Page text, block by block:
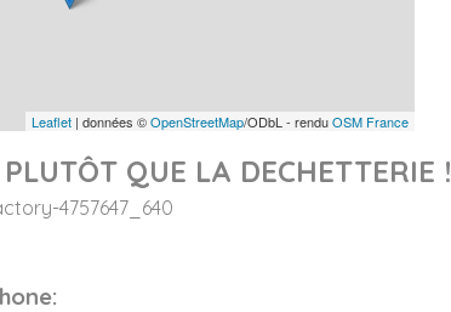
Leaflet | données ©OpenStreetMap/ODbL - renduOSM France
QUE LA DECHETTERIE !